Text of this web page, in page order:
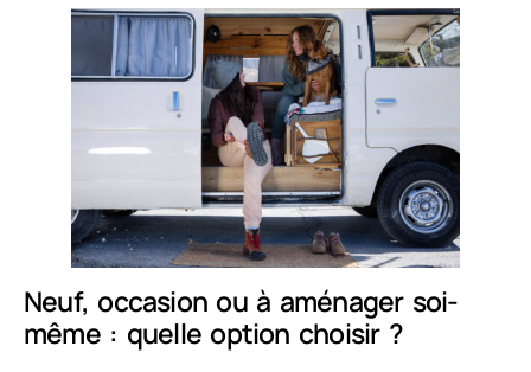
Neuf, occasion ou à aménager soi-
même : quelle option choisir ?